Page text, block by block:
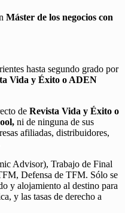
Máster de los negocios con
hasta segundo grado por
Vida y Éxito o ADEN
de Revista Vida y Éxito o
ni de ninguna de sus
afiliadas, distribuidores,
Advisor), Trabajo de Final
Defensa de TFM. Sólo se
y alojamiento al destino para
y las tasas de derecho a